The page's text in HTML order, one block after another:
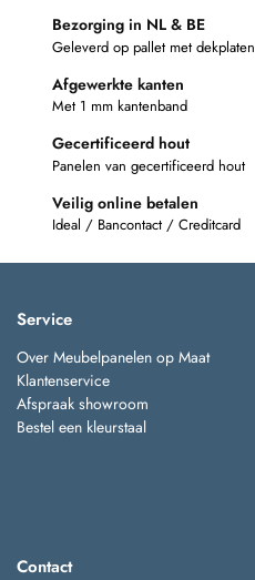
Bezorging in NL & BE
Geleverd op pallet met dekplaten
Afgewerkte kanten
Met 1 mm kantenband
Gecertificeerd hout
Panelen van gecertificeerd hout
Veilig online betalen
Ideal / Bancontact / Creditcard
Service
Over Meubelpanelen op Maat
Klantenservice
Afspraak showroom
Bestel een kleurstaal
Contact